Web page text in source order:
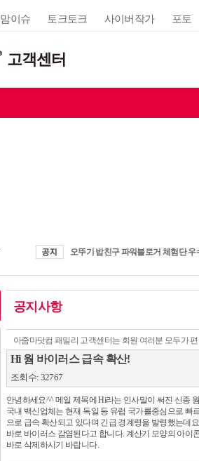
맘이슈 토크토크 사이버작가 포토
고객센터
공지사항
아줌마닷컴 패밀리 고객센터는 회원 여러분 모두가
Hi 웜 바이러스 급속 확산!
조회수: 32767
안녕하세요^^ 메일 제목에 Hi라는 인사말이 써진 신종
국내 백신업체는 현재 독일 등 유럽 국가를중심으로 빠
으로 급속 확산되고 있다며 긴급 경계령을 발령했는데
바로 바이러스 감염된다고 합니다. 계산기 모양의 아이
바로 삭제하시기 바랍니다.